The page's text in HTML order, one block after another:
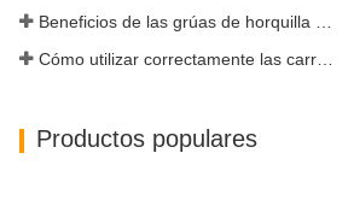
Cómo utilizar correctamente las carretillas elevadoras eléctricas
Productos populares